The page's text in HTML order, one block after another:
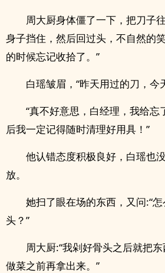
周大厨身体僵了一下，把刀子
身子挡住，然后回过头，不自然的
的时候忘记收拾了。”
白瑶皱眉，“昨天用过的刀，今
“真不好意思，白经理，我给忘
后我一定记得随时清理好用具！”
他认错态度积极良好，白瑶也
放。
她扫了眼在场的东西，又问:“
头？”
周大厨:“我剁好骨头之后就把
做菜之前再拿出来。”